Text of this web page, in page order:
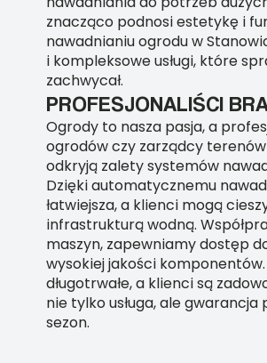
znacząco podnosi estetykę i
nawadnianiu ogrodu w
i kompleksowe usługi, które
zachwycał.
PROFESJONALIŚCI
Ogrody to nasza pasja, a
ogrodów czy zarządcy
odkryją zalety systemów
Dzięki automatycznemu
łatwiejsza, a klienci mogą
infrastrukturą wodną.
maszyn, zapewniamy dostęp
wysokiej jakości
długotrwałe, a klienci są
nie tylko usługa, ale
sezon.